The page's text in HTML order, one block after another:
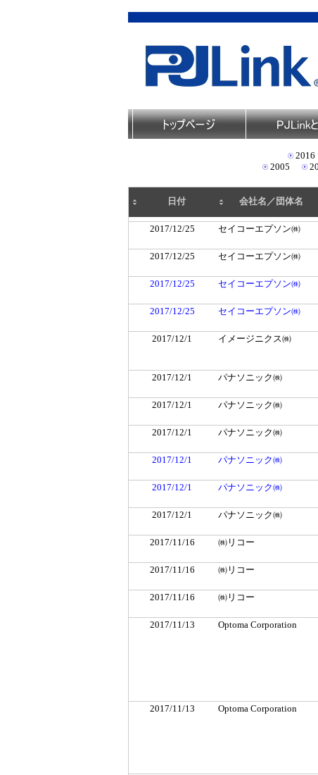
2016
2005
日付 会社名／団体名
2017/12/25 セイコーエプソン㈱
2017/12/25
セイコーエプソン㈱
2017/12/25
セイコーエプソン㈱
2017/12/25
セイコーエプソン㈱
2017/12/1
イメージニクス㈱
2017/12/1 パナソニック㈱
2017/12/1
パナソニック㈱
2017/12/1
パナソニック㈱
2017/12/1
パナソニック㈱
2017/12/1
パナソニック㈱
2017/12/1
パナソニック㈱
2017/11/16
㈱リコー
2017/11/16
㈱リコー
2017/11/16
㈱リコー
2017/11/13
Optoma Corporation
2017/11/13 Optoma Corporation